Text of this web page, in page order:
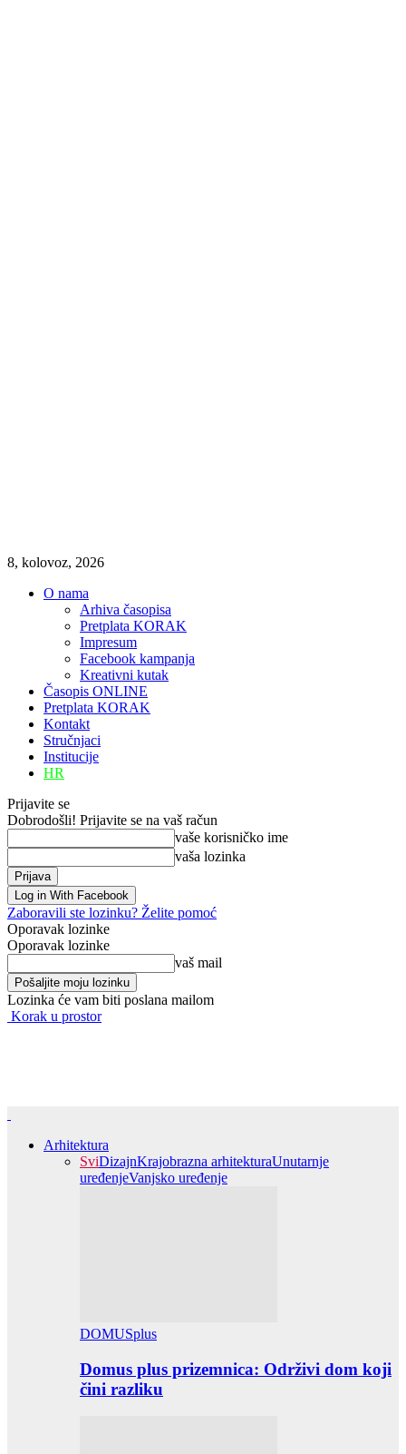
8, kolovoz, 2026
O nama
Arhiva časopisa
Pretplata KORAK
Impresum
Facebook kampanja
Kreativni kutak
Časopis ONLINE
Pretplata KORAK
Kontakt
Stručnjaci
Institucije
HR
Prijavite se
Dobrodošli! Prijavite se na vaš račun
vaše korisničko ime
vaša lozinka
Log in With Facebook
Zaboravili ste lozinku? Želite pomoć
Oporavak lozinke
Oporavak lozinke
vaš mail
Lozinka će vam biti poslana mailom
Korak u prostor
Arhitektura
SviDizajnKrajobrazna arhitekturaUnutarnje
uređenjeVanjsko uređenje
DOMUSplus
Domus plus prizemnica: Održivi dom koji
čini razliku